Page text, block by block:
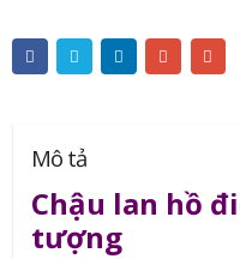
Mô tả
Chậu lan hồ
tượng